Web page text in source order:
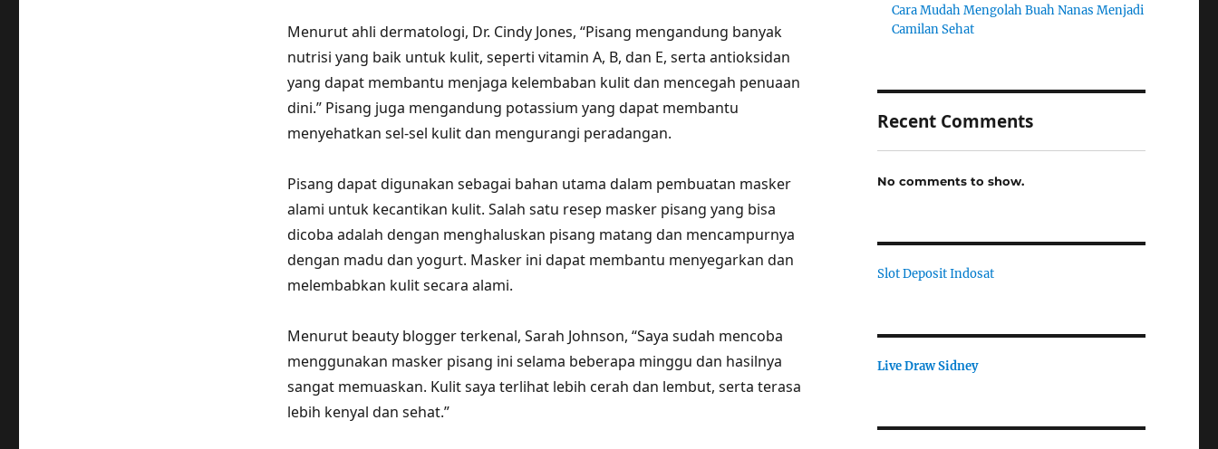
Menurut ahli dermatologi, Dr. Cindy Jones, “Pisang mengandung banyak
nutrisi yang baik untuk kulit, seperti vitamin A, B, dan E, serta antioksidan
yang dapat membantu menjaga kelembaban kulit dan mencegah penuaan
dini.” Pisang juga mengandung potassium yang dapat membantu
menyehatkan sel-sel kulit dan mengurangi peradangan.
Pisang dapat digunakan sebagai bahan utama dalam pembuatan masker
alami untuk kecantikan kulit. Salah satu resep masker pisang yang bisa
dicoba adalah dengan menghaluskan pisang matang dan mencampurnya
dengan madu dan yogurt. Masker ini dapat membantu menyegarkan dan
melembabkan kulit secara alami.
Menurut beauty blogger terkenal, Sarah Johnson, “Saya sudah mencoba
menggunakan masker pisang ini selama beberapa minggu dan hasilnya
sangat memuaskan. Kulit saya terlihat lebih cerah dan lembut, serta terasa
lebih kenyal dan sehat.”
Cara Mudah Mengolah Buah Nanas Menjadi
Camilan Sehat
Recent Comments
No comments to show.
Slot Deposit Indosat
Live Draw Sidney